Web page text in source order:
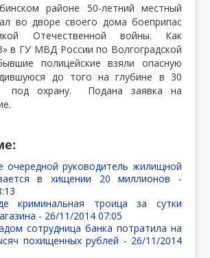
районе 50-летний местный
во дворе своего дома боеприпас
Отечественной войны. Как
в ГУ МВД России по Волгоградской
полицейские взяли опасную
до того на глубине в 30
под охрану.
Подана заявка на
очередной руководитель жилищной
в хищении 20 миллионов -
криминальная троица за сутки
- 26/11/2014 07:05
сотрудница банка потратила на
похищенных рублей - 26/11/2014